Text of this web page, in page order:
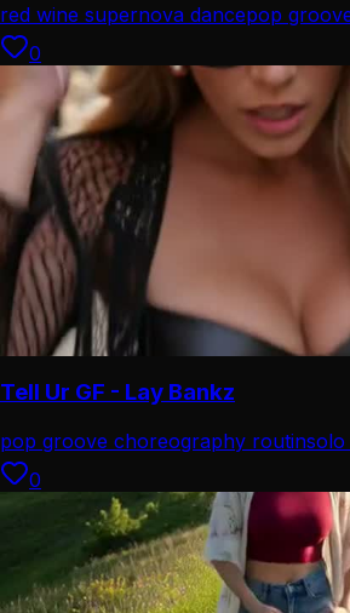
red wine supernova dancepop
0
Tell Ur GF - Lay Bankz
pop groove choreography routinsolo
0